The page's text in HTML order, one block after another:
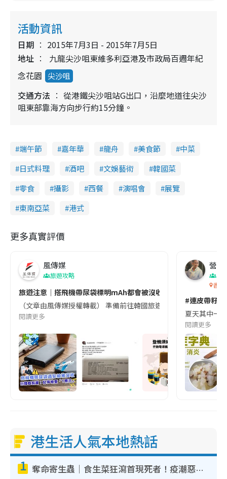
活動資訊
日期
2015年7月3日 - 2015年7月5日
地址
九龍尖沙咀東維多利亞港及市政局百週年紀
念花園 尖沙咀
交通方法
從港鐵尖沙咀站G出口，沿麼地道往尖沙
咀東部靠海方向步行約15分鐘。
端午節 嘉年華 龍舟 美食節
中菜
日式料理
酒吧 文娛藝術
韓國菜
零食
攝影 西餐 演唱會
展覽
東南亞菜
港式
更多真實評價
風傳媒
旅遊攻略
旅遊注意｜搭飛機帶尿袋標明mAh都會被沒收😱出發前切記檢查
（文章由風傳媒授權轉載） 準備前往韓國旅遊的民眾，近期要
閱讀更多
營養
香港
#連皮帶籽
夏天其中一
閱讀更多
港生活人氣本地熱話
1 奪命寄生蟲｜食生菜狂瀉首現死者！疫潮惡化錄1.8萬宗病例 揭洗菜3大謬誤